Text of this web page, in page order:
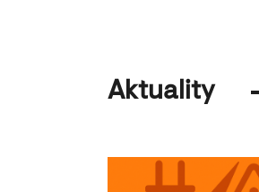
Aktuality